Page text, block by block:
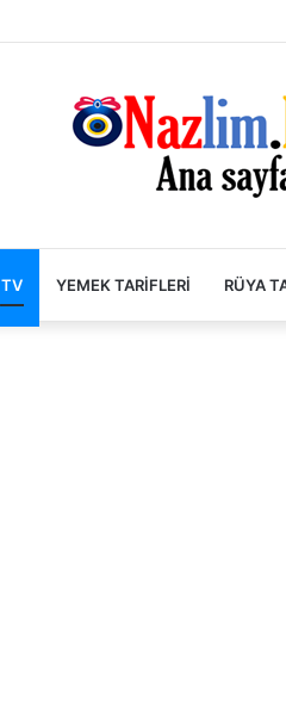
TV YEMEK TARIFLERI RÜYA